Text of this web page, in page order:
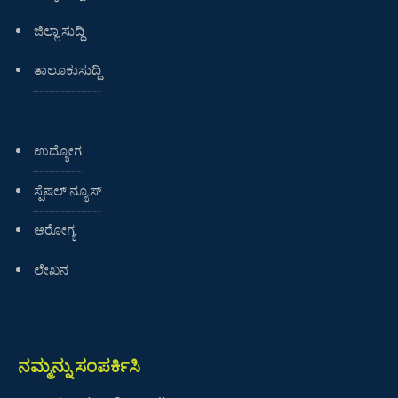
ಜಿಲ್ಲಾ ಸುದ್ದಿ
ತಾಲೂಕುಸುದ್ದಿ
ಉದ್ಯೋಗ
ಸ್ಪೆಷಲ್ ನ್ಯೂಸ್
ಆರೋಗ್ಯ
ಲೇಖನ
ನಮ್ಮನ್ನು ಸಂಪರ್ಕಿಸಿ